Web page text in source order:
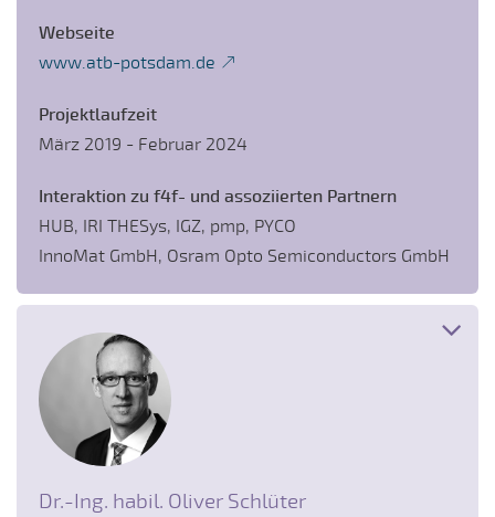
Webseite
www.atb-potsdam.de
Projektlaufzeit
März 2019 - Februar 2024
Interaktion zu f4f- und assoziierten Partnern
HUB, IRI THESys, IGZ, pmp, PYCO
InnoMat GmbH, Osram Opto Semiconductors GmbH
Dr.-Ing. habil. Oliver Schlüter